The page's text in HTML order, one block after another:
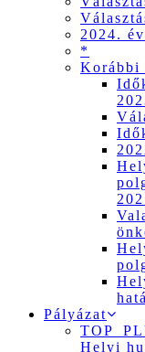
2024.
*
Korábbi
Pályázat
Helyi